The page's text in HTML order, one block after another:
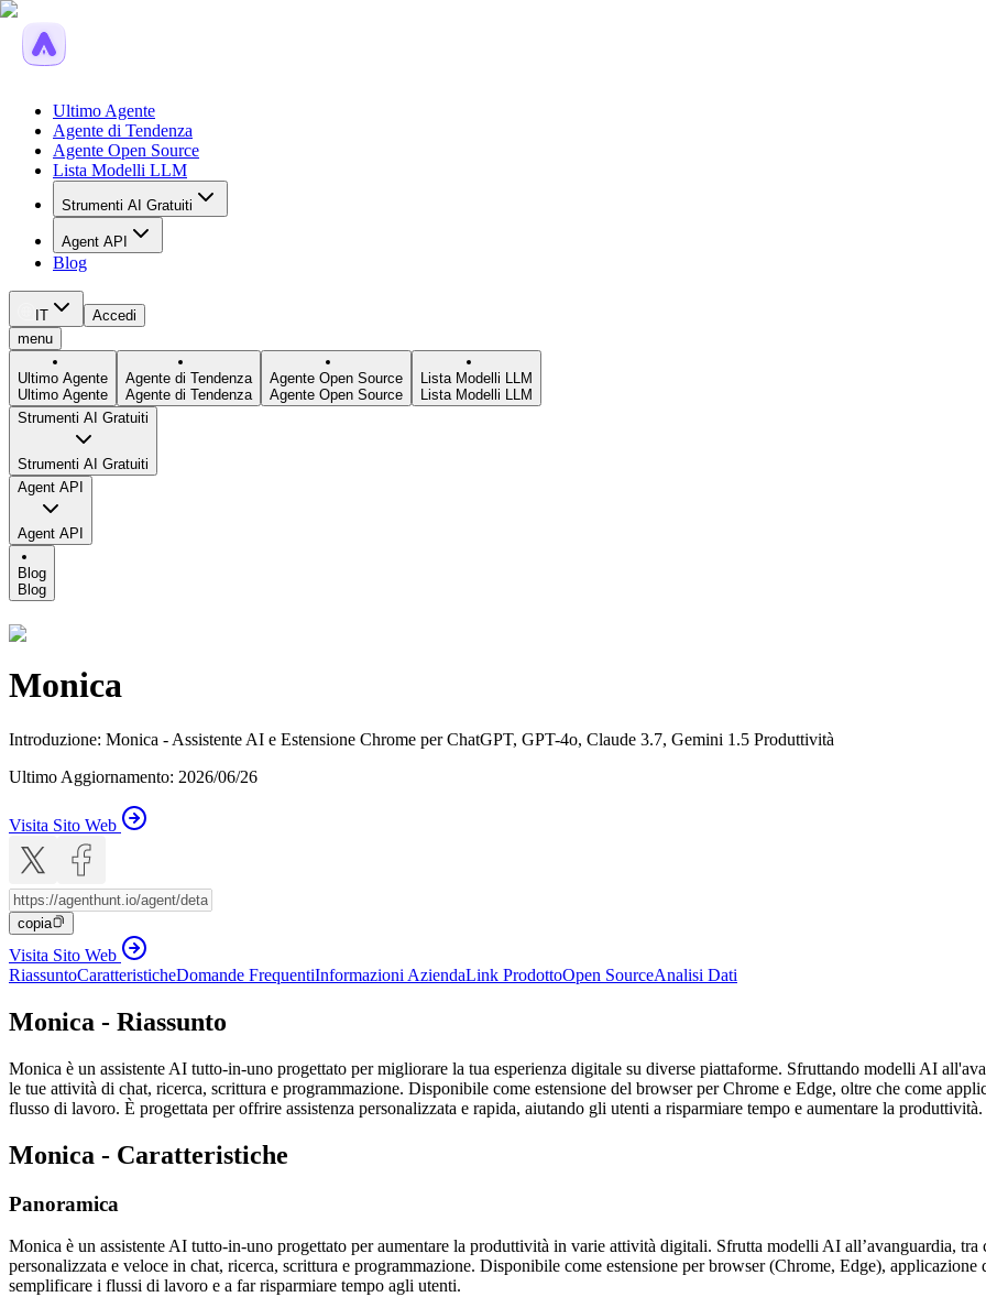
Ultimo Agente
Agente di Tendenza
Agente Open Source
Lista Modelli LLM
Strumenti AI Gratuiti
Agent API
Blog
IT
Accedi
menu
Ultimo Agente
Ultimo Agente
Agente di Tendenza
Agente di Tendenza
Agente Open Source
Agente Open Source
Lista Modelli LLM
Lista Modelli LLM
Strumenti AI Gratuiti
Strumenti AI Gratuiti
Agent API
Agent API
Blog
Blog
Monica
Introduzione: Monica - Assistente AI e Estensione Chrome per ChatGPT, GPT-4o, Claude 3.7, Gemini 1.5 Produttività
Ultimo Aggiornamento: 2026/06/26
Visita Sito Web
copia
Visita Sito Web
RiassuntoCaratteristicheDomande FrequentiInformazioni AziendaLink ProdottoOpen SourceAnalisi Dati
Monica - Riassunto
Monica è un assistente AI tutto-in-uno progettato per migliorare la tua esperienza digitale su diverse piattaforme. Sfruttando modelli AI
le tue attività di chat, ricerca, scrittura e programmazione. Disponibile come estensione del browser per Chrome e Edge, oltre che come
flusso di lavoro. È progettata per offrire assistenza personalizzata e rapida, aiutando gli utenti a risparmiare tempo e aumentare la produttività.
Monica - Caratteristiche
Panoramica
Monica è un assistente AI tutto-in-uno progettato per aumentare la produttività in varie attività digitali. Sfrutta modelli AI all’avanguardia,
personalizzata e veloce in chat, ricerca, scrittura e programmazione. Disponibile come estensione per browser (Chrome, Edge),
semplificare i flussi di lavoro e a far risparmiare tempo agli utenti.